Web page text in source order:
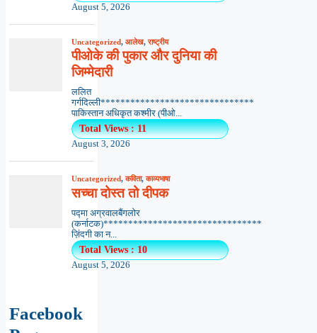
August 5, 2026
Uncategorized, आलेख,राष्ट्रीय
पीओके की पुकार और दुनिया की
जिम्मेदारी
ललित
गर्गदिल्ली*******************************
पाकिस्तान अधिकृत कश्मीर (पीओ...
Total Views : 11
August 3, 2026
Uncategorized,कविता,काव्यभाषा
सच्चा दोस्त तो दीपक
पद्मा अग्रवालबैंगलोर
(कर्नाटक)********************************
ज़िंदगी का न...
Total Views : 10
August 5, 2026
Facebook